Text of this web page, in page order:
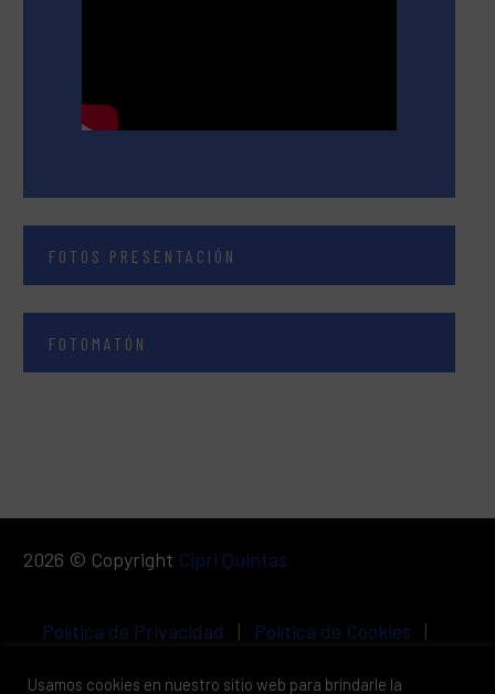
FOTOS PRESENTACIÓN
FOTOMATÓN
2026 © Copyright Cipri Quintas
Política de Privacidad | Política de Cookies |
Usamos cookies en nuestro sitio web para brindarle la